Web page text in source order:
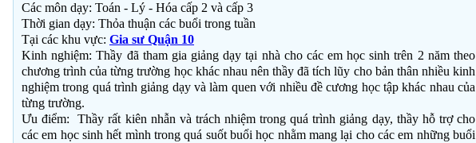
Các môn dạy: Toán - Lý - Hóa cấp 2 và cấp 3
Thời gian dạy: Thỏa thuận các buổi trong tuần
Tại các khu vực: Gia sư Quận 10
Kinh nghiệm: Thầy đã tham gia giảng dạy tại nhà cho các em học sinh trên 2 năm theo
chương trình của từng trường học khác nhau nên thầy đã tích lũy cho bản thân nhiều kinh
nghiệm trong quá trình giảng dạy và làm quen với nhiều đề cương học tập khác nhau của
từng trường.
Ưu điểm: Thầy rất kiên nhẫn và trách nhiệm trong quá trình giảng dạy, thầy hỗ trợ cho
các em học sinh hết mình trong quá suốt buổi học nhằm mang lại cho các em những buổi